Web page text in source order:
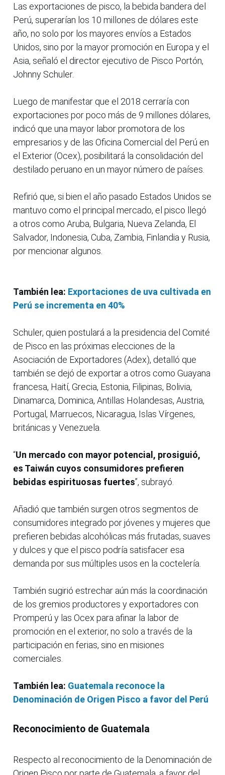
Las exportaciones de pisco, la bebida bandera del
Perú, superarían los 10 millones de dólares este
año, no solo por los mayores envíos a Estados
Unidos, sino por la mayor promoción en Europa y el
Asia, señaló el director ejecutivo de Pisco Portón,
Johnny Schuler.
Luego de manifestar que el 2018 cerraría con
exportaciones por poco más de 9 millones dólares,
indicó que una mayor labor promotora de los
empresarios y de las Oficina Comercial del Perú en
el Exterior (Ocex), posibilitará la consolidación del
destilado peruano en un mayor número de países.
Refirió que, si bien el año pasado Estados Unidos se
mantuvo como el principal mercado, el pisco llegó
a otros como Aruba, Bulgaria, Nueva Zelanda, El
Salvador, Indonesia, Cuba, Zambia, Finlandia y Rusia,
por mencionar algunos.
También lea: Exportaciones de uva cultivada en
Perú se incrementa en 40%
Schuler, quien postulará a la presidencia del Comité
de Pisco en las próximas elecciones de la
Asociación de Exportadores (Adex), detalló que
también se dejó de exportar a otros como Guayana
francesa, Haití, Grecia, Estonia, Filipinas, Bolivia,
Dinamarca, Dominica, Antillas Holandesas, Austria,
Portugal, Marruecos, Nicaragua, Islas Vírgenes,
británicas y Venezuela.
“Un mercado con mayor potencial, prosiguió,
es Taiwán cuyos consumidores prefieren
bebidas espirituosas fuertes”, subrayó.
Añadió que también surgen otros segmentos de
consumidores integrado por jóvenes y mujeres que
prefieren bebidas alcohólicas más frutadas, suaves
y dulces y que el pisco podría satisfacer esa
demanda por sus múltiples usos en la coctelería.
También sugirió estrechar aún más la coordinación
de los gremios productores y exportadores con
Promperú y las Ocex para afinar la labor de
promoción en el exterior, no solo a través de la
participación en ferias, sino en misiones
comerciales.
También lea: Guatemala reconoce la
Denominación de Origen Pisco a favor del Perú
Reconocimiento de Guatemala
Respecto al reconocimiento de la Denominación de